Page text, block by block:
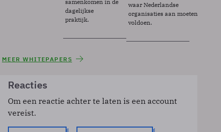
samenkomen in de
dagelijkse
praktijk.
waar Nederlandse
organisaties aan moeten
voldoen.
MEER WHITEPAPERS
Reacties
Om een reactie achter te laten is een account
vereist.